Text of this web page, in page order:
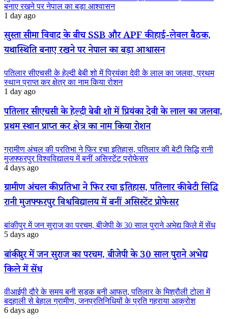
बनाए रखने पर नेपाल का बड़ा आश्वासन
1 day ago
सुस्ता सीमा विवाद के बीच SSB और APF की हाई-लेवल बैठक,
यथास्थिति बनाए रखने पर नेपाल का बड़ा आश्वासन
पतिलार सीएचसी के हेल्दी बेबी शो में प्रियंका देवी के लाल का जलवा, प्रथम
स्थान प्राप्त कर क्षेत्र का नाम किया रोशन
1 day ago
पतिलार सीएचसी के हेल्दी बेबी शो में प्रियंका देवी के लाल का जलवा,
प्रथम स्थान प्राप्त कर क्षेत्र का नाम किया रोशन
ग्रामीण अंचल की प्रतिभा ने फिर रचा इतिहास, पतिलार की बेटी सिद्धि रानी
मुजफ्फरपुर विश्वविद्यालय में बनीं असिस्टेंट प्रोफेसर
4 days ago
ग्रामीण अंचल की प्रतिभा ने फिर रचा इतिहास, पतिलार की बेटी सिद्धि
रानी मुजफ्फरपुर विश्वविद्यालय में बनीं असिस्टेंट प्रोफेसर
बांकीपुर में जन सुराज का परचम, बीजेपी के 30 साल पुराने अभेद्य किले में सेंध
5 days ago
बांकीपुर में जन सुराज का परचम, बीजेपी के 30 साल पुराने अभेद्य
किले में सेंध
वीआईपी दौरे के समय बनी सड़क बनी आफत, पतिलार के मिश्रौली टोला में
बदहाली से बेहाल ग्रामीण, जनप्रतिनिधियों के प्रति गहराया आक्रोश
6 days ago